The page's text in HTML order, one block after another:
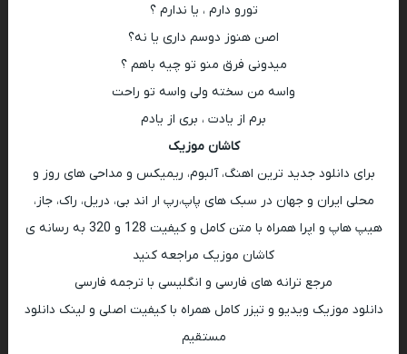
تورو‌ دارم ، یا ندارم ؟
اصن هنوز دوسم داری یا نه؟
میدونی فرق منو تو چیه باهم ؟
واسه من سخته ولی واسه تو راحت
برم از یادت ، بری از یادم
کاشان موزیک
برای دانلود جدید ترین اهنگ، آلبوم، ریمیکس و مداحی های روز و
محلی ایران و جهان در سبک های پاپ،رپ ار اند بی، دریل، راک، جاز،
هیپ هاپ و اپرا همراه با متن کامل و کیفیت 128 و 320 به رسانه ی
کاشان موزیک مراجعه کنید
مرجع ترانه های فارسی و انگلیسی با ترجمه فارسی
دانلود موزیک ویدیو و تیزر کامل همراه با کیفیت اصلی و لینک دانلود
مستقیم